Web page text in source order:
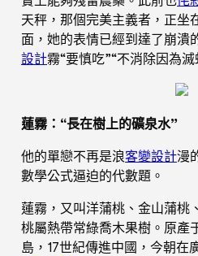
天秤，那個完美主義者，正坐
面，她的表情已經到達了崩潰
設計霧“要慎吃”“不消除因為
蓮霧：“長在樹上的礦泉水”
他的單戀不再是浪客變設計漫
數學公式逼迫的代數題。
蓮霧，又叫洋蒲桃、金山蒲桃
桃屬熱帶常綠喬木果樹。原產
島，17世紀傳進中國，今朝在